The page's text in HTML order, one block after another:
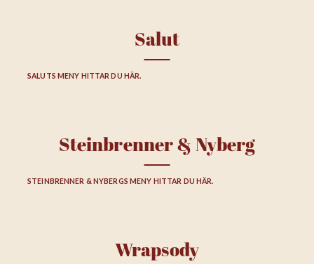
Salut
SALUTS MENY HITTAR DU HÄR.
Steinbrenner & Nyberg
STEINBRENNER & NYBERGS MENY HITTAR DU HÄR.
Wrapsody